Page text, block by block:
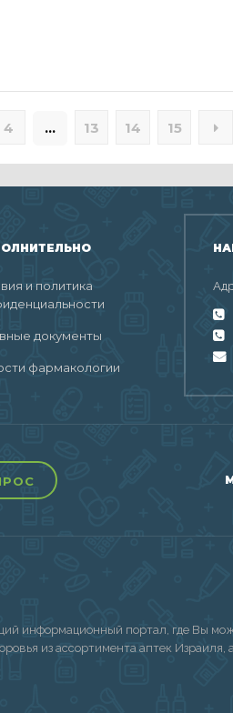
4 … 13 14 15
и политика
документы
фармакологии
информационный портал, где Вы
из ассортимента аптек